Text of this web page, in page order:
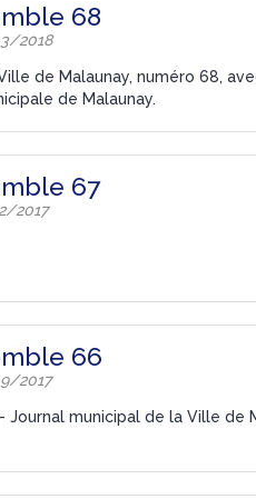
68
2018
de Malaunay, numéro 68,
de Malaunay.
67
2017
66
2017
Journal municipal de la Ville de